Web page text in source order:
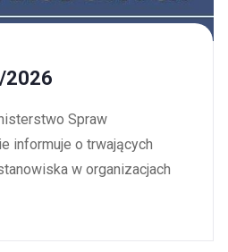
2026
Spraw
informuje o trwających
w organizacjach